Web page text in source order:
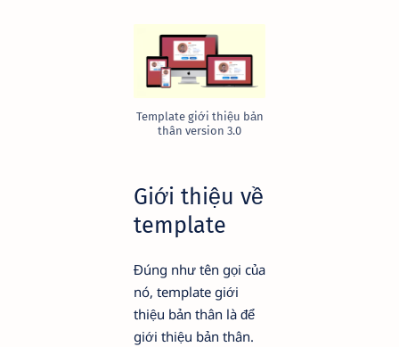
Template giới thiệu bản
thân version 3.0
Giới thiệu về
template
Đúng như tên gọi của
nó, template giới
thiệu bản thân là để
giới thiệu bản thân.